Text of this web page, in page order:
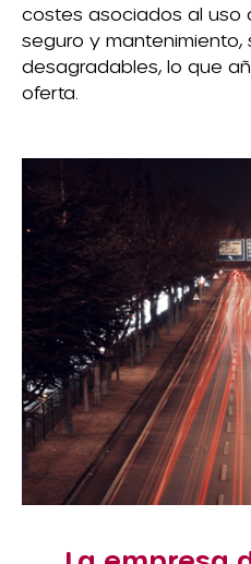
costes asociados al uso
seguro y mantenimiento,
desagradables, lo que
oferta.